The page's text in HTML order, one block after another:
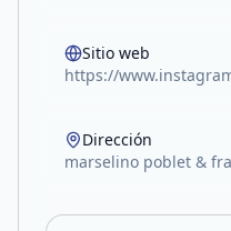
Sitio web
https://
Dirección
marselino poblet &